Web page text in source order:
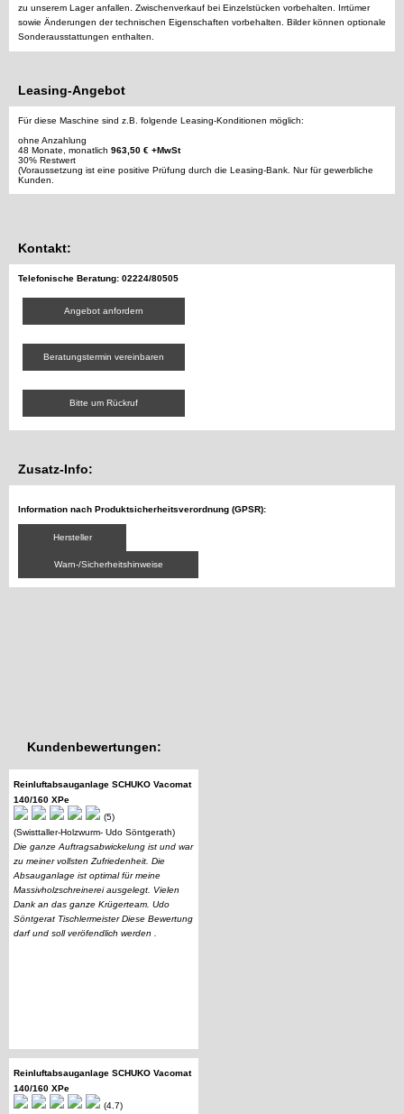
zu unserem Lager anfallen. Zwischenverkauf bei Einzelstücken vorbehalten. Irrtümer
sowie Änderungen der technischen Eigenschaften vorbehalten. Bilder können optionale
Sonderausstattungen enthalten.
Leasing-Angebot
Für diese Maschine sind z.B. folgende Leasing-Konditionen möglich:
ohne Anzahlung
48 Monate, monatlich 963,50 € +MwSt
30% Restwert
(Voraussetzung ist eine positive Prüfung durch die Leasing-Bank. Nur für gewerbliche
Kunden.
Kontakt:
Telefonische Beratung: 02224/80505
Angebot anfordern
Beratungstermin vereinbaren
Bitte um Rückruf
Zusatz-Info:
Information nach Produktsicherheitsverordnung (GPSR):
Hersteller
Warn-/Sicherheitshinweise
Kundenbewertungen:
Reinluftabsauganlage SCHUKO Vacomat
140/160 XPe
(5)
(Swisttaller-Holzwurm- Udo Söntgerath)
Die ganze Auftragsabwickelung ist und war
zu meiner vollsten Zufriedenheit. Die
Absauganlage ist optimal für meine
Massivholzschreinerei ausgelegt. Vielen
Dank an das ganze Krügerteam. Udo
Söntgerat Tischlermeister Diese Bewertung
darf und soll veröfendlich werden .
Reinluftabsauganlage SCHUKO Vacomat
140/160 XPe
(4.7)